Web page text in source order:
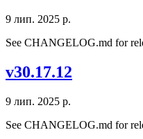
9 лип. 2025 р.
See CHANGELOG.md for
v30.17.12
9 лип. 2025 р.
See CHANGELOG.md for